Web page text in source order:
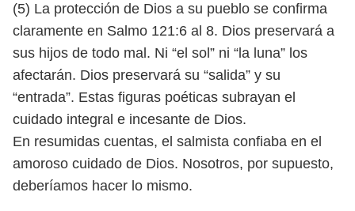
(5) La protección de Dios a su pueblo se confirma
claramente en Salmo 121:6 al 8. Dios preservará a
sus hijos de todo mal. Ni “el sol” ni “la luna” los
afectarán. Dios preservará su “salida” y su
“entrada”. Estas figuras poéticas subrayan el
cuidado integral e incesante de Dios.
En resumidas cuentas, el salmista confiaba en el
amoroso cuidado de Dios. Nosotros, por supuesto,
deberíamos hacer lo mismo.